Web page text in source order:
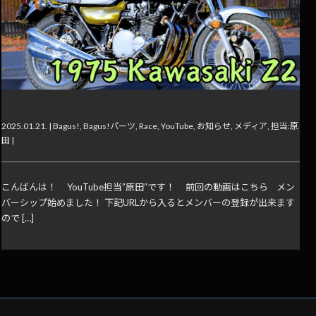
2025.01.21. | Bagus!, Bagus!パーツ, Race, YouTube, お知らせ, メディア, 担当:原
田 |
こんばんは！ YouTube担当”原田”です！ 前回の動画はこちら メン
バーシップ始めました！ 下記URLから入るとメンバーの登録が出来ます
ので […]